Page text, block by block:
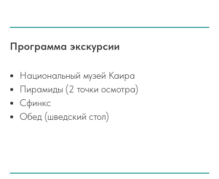
Программа экскурсии
Национальный музей Каира
Пирамиды (2 точки осмотра)
Сфинкс
Обед (шведский стол)